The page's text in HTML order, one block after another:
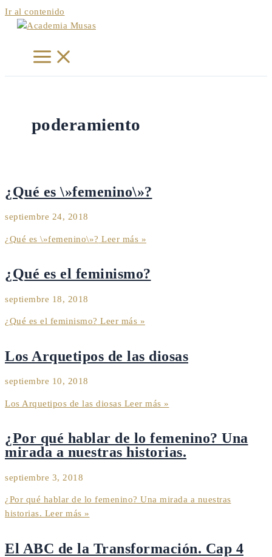
Ir al contenido
poderamiento
¿Qué es \»femenino\»?
septiembre 24, 2018
¿Qué es \»femenino\»? Leer más »
¿Qué es el feminismo?
septiembre 18, 2018
¿Qué es el feminismo? Leer más »
Los Arquetipos de las diosas
septiembre 10, 2018
Los Arquetipos de las diosas Leer más »
¿Por qué hablar de lo femenino? Una
mirada a nuestras historias.
septiembre 3, 2018
¿Por qué hablar de lo femenino? Una mirada a nuestras
historias. Leer más »
El ABC de la Transformación. Cap 4